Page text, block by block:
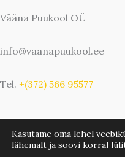
Vääna Puukool OÜ
info@vaanapuukool.ee
Tel. +(372) 566 95577
Kasutame oma lehel
lähemalt ja soovi korral